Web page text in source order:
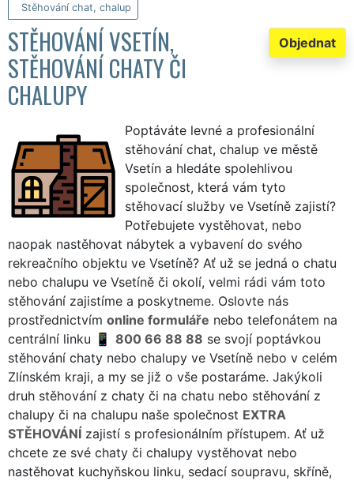
Stěhování chat, chalup
Objednat
STĚHOVÁNÍ VSETÍN,
STĚHOVÁNÍ CHATY ČI
CHALUPY
Poptáváte levné a profesionální
stěhování chat, chalup ve městě
Vsetín a hledáte spolehlivou
společnost, která vám tyto
stěhovací služby ve Vsetíně zajistí?
Potřebujete vystěhovat, nebo
naopak nastěhovat nábytek a vybavení do svého
rekreačního objektu ve Vsetíně? Ať už se jedná o chatu
nebo chalupu ve Vsetíně či okolí, velmi rádi vám toto
stěhování zajistíme a poskytneme. Oslovte nás
prostřednictvím online formuláře nebo telefonátem na
centrální linku
800 66 88 88 se svojí poptávkou
stěhování chaty nebo chalupy ve Vsetíně nebo v celém
Zlínském kraji, a my se již o vše postaráme. Jakýkoli
druh stěhování z chaty či na chatu nebo stěhování z
chalupy či na chalupu naše společnost EXTRA
STĚHOVÁNÍ zajistí s profesionálním přístupem. Ať už
chcete ze své chaty či chalupy vystěhovat nebo
nastěhovat kuchyňskou linku, sedací soupravu, skříně,